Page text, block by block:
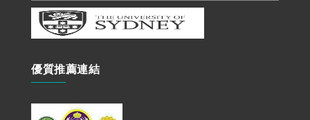
優質推薦連結